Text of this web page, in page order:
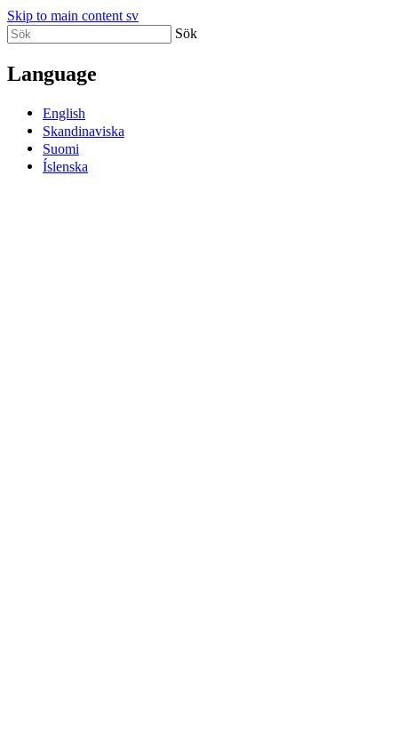
Skip to main content sv
Sök
Language
English
Skandinaviska
Suomi
Íslenska